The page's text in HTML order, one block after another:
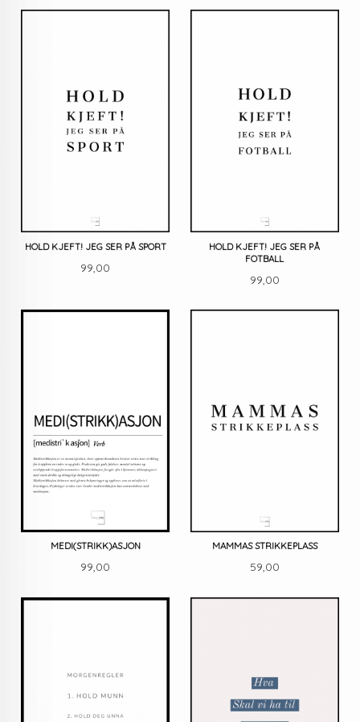
HOLD KJEFT! JEG SER PÅ SPORT
Pris
99,00
HOLD KJEFT! JEG SER PÅ
FOTBALL
Pris
99,00
MEDI(STRIKK)ASJON
Pris
99,00
MAMMAS STRIKKEPLASS
Pris
59,00